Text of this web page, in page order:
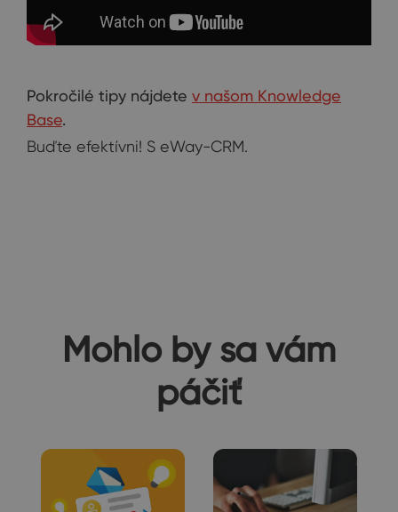
Pokročilé tipy nájdete v našom Knowledge
Base.
Buďte efektívni! S eWay-CRM.
Mohlo by sa vám
páčiť